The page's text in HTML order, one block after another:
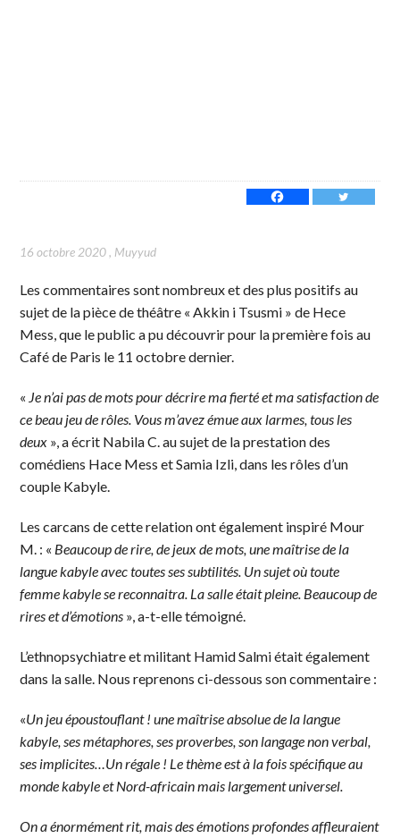
16 octobre 2020, Muyyud
Les commentaires sont nombreux et des plus positifs au
sujet de la pièce de théâtre « Akkin i Tsusmi » de Hece
Mess, que le public a pu découvrir pour la première fois au
Café de Paris le 11 octobre dernier.
« Je n’ai pas de mots pour décrire ma fierté et ma satisfaction de
ce beau jeu de rôles. Vous m’avez émue aux larmes, tous les
deux », a écrit Nabila C. au sujet de la prestation des
comédiens Hace Mess et Samia Izli, dans les rôles d’un
couple Kabyle.
Les carcans de cette relation ont également inspiré Mour
M. : « Beaucoup de rire, de jeux de mots, une maîtrise de la
langue kabyle avec toutes ses subtilités. Un sujet où toute
femme kabyle se reconnaitra. La salle était pleine. Beaucoup de
rires et d’émotions », a-t-elle témoigné.
L’ethnopsychiatre et militant Hamid Salmi était également
dans la salle. Nous reprenons ci-dessous son commentaire :
«Un jeu époustouflant ! une maîtrise absolue de la langue
kabyle, ses métaphores, ses proverbes, son langage non verbal,
ses implicites…Un régale ! Le thème est à la fois spécifique au
monde kabyle et Nord-africain mais largement universel.
On a énormément rit, mais des émotions profondes affleuraient